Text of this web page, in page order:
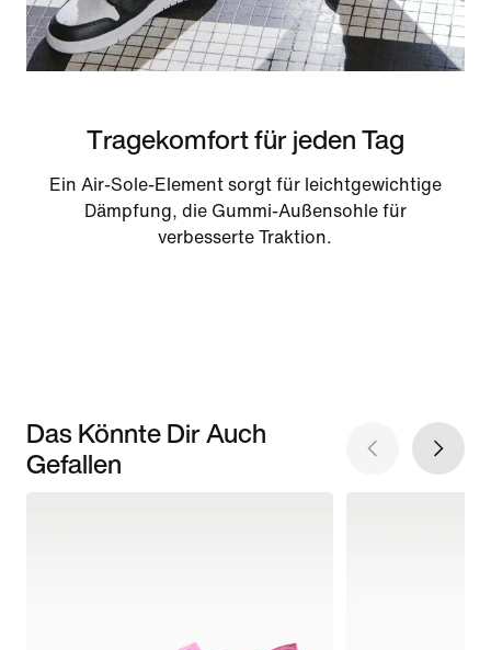
Tragekomfort für jeden Tag
Ein Air-Sole-Element sorgt für leichtgewichtige
Dämpfung, die Gummi-Außensohle für
verbesserte Traktion.
Das Könnte Dir Auch
Gefallen